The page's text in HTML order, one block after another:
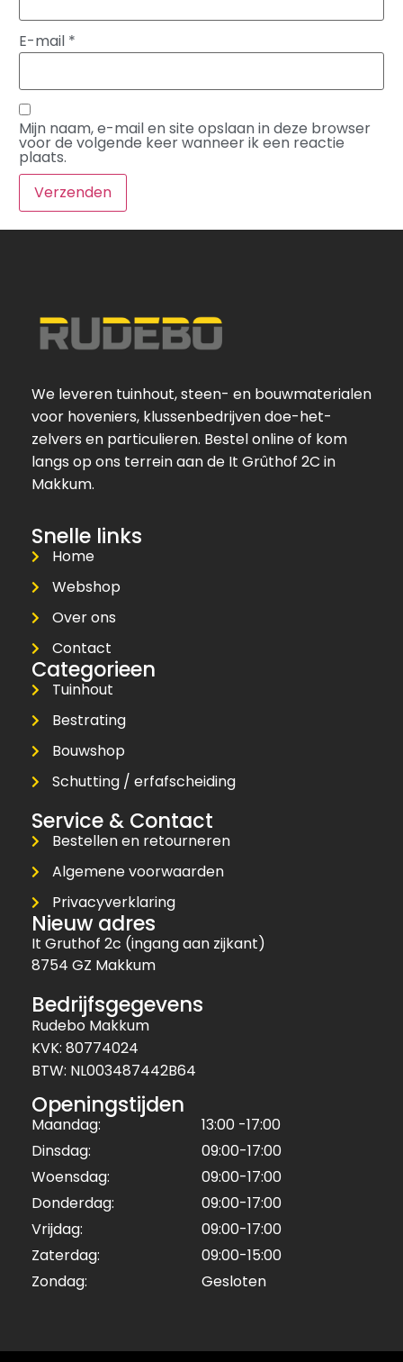
E-mail *
Mijn naam, e-mail en site opslaan in deze browser
voor de volgende keer wanneer ik een reactie
plaats.
We leveren tuinhout, steen- en bouwmaterialen
voor hoveniers, klussenbedrijven doe-het-
zelvers en particulieren. Bestel online of kom
langs op ons terrein aan de It Grûthof 2C in
Makkum.
Snelle links
Home
Webshop
Over ons
Contact
Categorieen
Tuinhout
Bestrating
Bouwshop
Schutting / erfafscheiding
Service & Contact
Bestellen en retourneren
Algemene voorwaarden
Privacyverklaring
Nieuw adres
It Gruthof 2c (ingang aan zijkant)
8754 GZ Makkum
Bedrijfsgegevens
Rudebo Makkum
KVK: 80774024
BTW: NL003487442B64
Openingstijden
Maandag:
13:00 -17:00
Dinsdag:
09:00-17:00
Woensdag:
09:00-17:00
Donderdag:
09:00-17:00
Vrijdag:
09:00-17:00
Zaterdag:
09:00-15:00
Zondag:
Gesloten